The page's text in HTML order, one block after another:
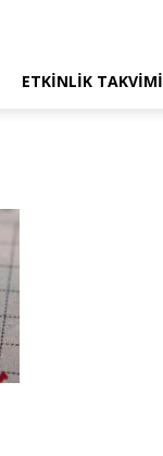
ETKINLIK TAKVIMI